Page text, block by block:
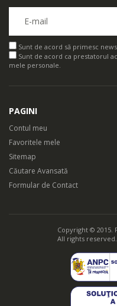
Sunt de acord să primesc
Sunt de acord ca prestatorul
mele personale.
PAGINI
Contul meu
Favoritele mele
Sitemap
Căutare Avansată
Formular de Contact
Copyright © 2015.
All rights reserved.